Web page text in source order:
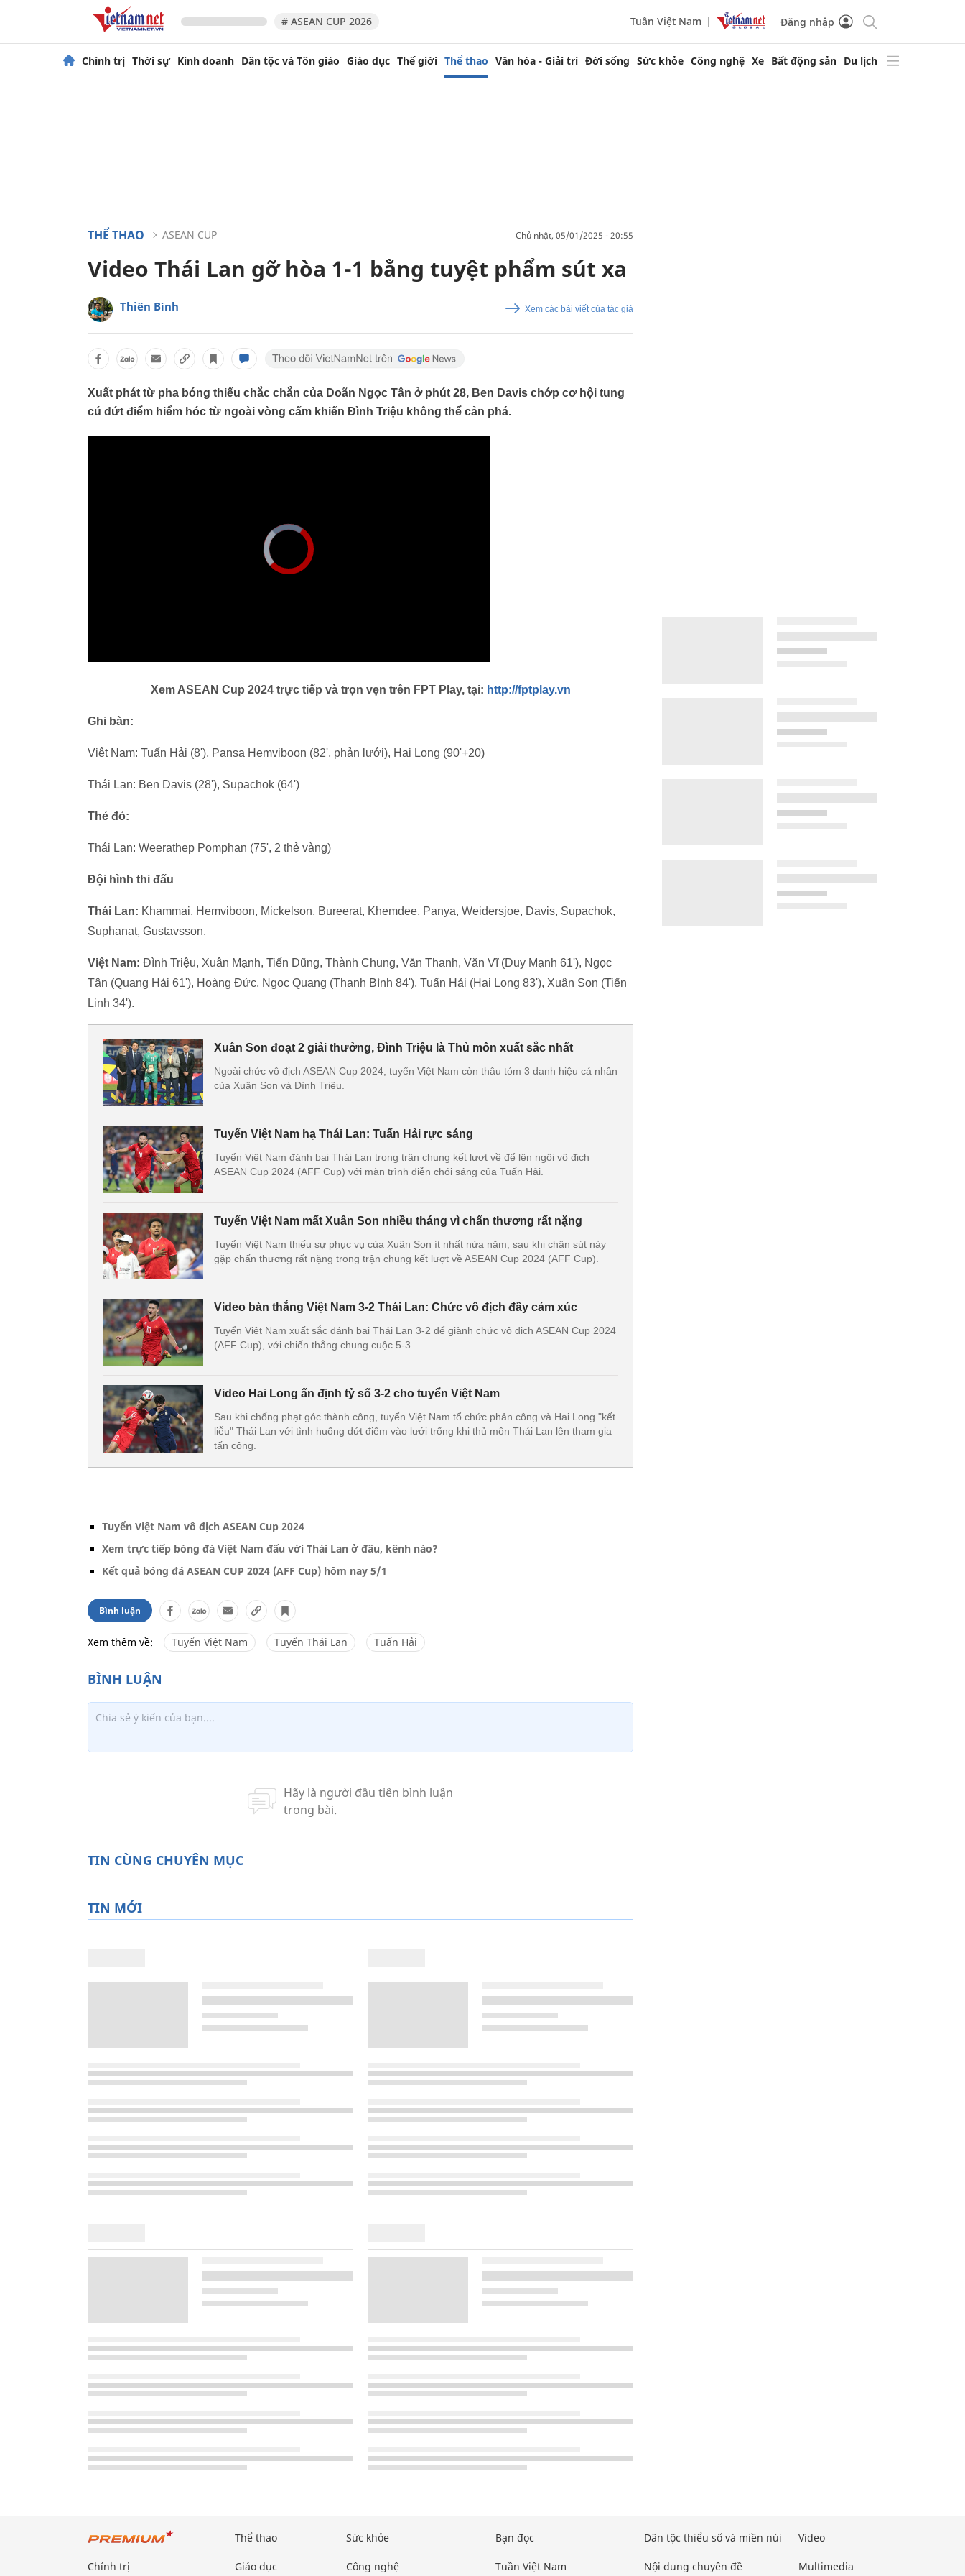
# ASEAN CUP 2026 Tuần Việt Nam Đăng nhập
Chính trị Thời sự Kinh doanh Dân tộc và Tôn giáo Giáo dục Thế giới Thể thao Văn hóa - Giải trí Đời sống Sức khỏe Công nghệ Xe Bất động sản Du lịch
THỂ THAO ASEAN CUP chủ nhật, 05/01/2025 - 20:55
Video Thái Lan gỡ hòa 1-1 bằng tuyệt phẩm sút xa
Thiên Bình Xem các bài viết của tác giả
Xuất phát từ pha bóng thiếu chắc chắn của Doãn Ngọc Tân ở phút 28, Ben Davis chớp cơ hội tung
cú dứt điểm hiểm hóc từ ngoài vòng cấm khiến Đình Triệu không thể cản phá.
Xem ASEAN Cup 2024 trực tiếp và trọn vẹn trên FPT Play, tại: http://fptplay.vn
Ghi bàn:
Việt Nam: Tuấn Hải (8'), Pansa Hemviboon (82', phản lưới), Hai Long (90'+20)
Thái Lan: Ben Davis (28'), Supachok (64')
Thẻ đỏ:
Thái Lan: Weerathep Pomphan (75', 2 thẻ vàng)
Đội hình thi đấu
Thái Lan: Khammai, Hemviboon, Mickelson, Bureerat, Khemdee, Panya, Weidersjoe, Davis, Supachok,
Suphanat, Gustavsson.
Việt Nam: Đình Triệu, Xuân Mạnh, Tiến Dũng, Thành Chung, Văn Thanh, Văn Vĩ (Duy Mạnh 61'), Ngọc
Tân (Quang Hải 61'), Hoàng Đức, Ngọc Quang (Thanh Bình 84'), Tuấn Hải (Hai Long 83'), Xuân Son (Tiến
Linh 34').
Xuân Son đoạt 2 giải thưởng, Đình Triệu là Thủ môn xuất sắc nhất
Ngoài chức vô địch ASEAN Cup 2024, tuyển Việt Nam còn thâu tóm 3 danh hiệu cá nhân
của Xuân Son và Đình Triệu.
Tuyển Việt Nam hạ Thái Lan: Tuấn Hải rực sáng
Tuyển Việt Nam đánh bại Thái Lan trong trận chung kết lượt về để lên ngôi vô địch
ASEAN Cup 2024 (AFF Cup) với màn trình diễn chói sáng của Tuấn Hải.
Tuyển Việt Nam mất Xuân Son nhiều tháng vì chấn thương rất nặng
Tuyển Việt Nam thiếu sự phục vụ của Xuân Son ít nhất nửa năm, sau khi chân sút này
gặp chấn thương rất nặng trong trận chung kết lượt về ASEAN Cup 2024 (AFF Cup).
Video bàn thắng Việt Nam 3-2 Thái Lan: Chức vô địch đầy cảm xúc
Tuyển Việt Nam xuất sắc đánh bại Thái Lan 3-2 để giành chức vô địch ASEAN Cup 2024
(AFF Cup), với chiến thắng chung cuộc 5-3.
Video Hai Long ấn định tỷ số 3-2 cho tuyển Việt Nam
Sau khi chống phạt góc thành công, tuyển Việt Nam tổ chức phản công và Hai Long "kết
liễu" Thái Lan với tình huống dứt điểm vào lưới trống khi thủ môn Thái Lan lên tham gia
tấn công.
Tuyển Việt Nam vô địch ASEAN Cup 2024
Xem trực tiếp bóng đá Việt Nam đấu với Thái Lan ở đâu, kênh nào?
Kết quả bóng đá ASEAN CUP 2024 (AFF Cup) hôm nay 5/1
Bình luận
Xem thêm về: Tuyển Việt Nam Tuyển Thái Lan Tuấn Hải
TIN CÙNG CHUYÊN MỤC
TIN MỚI
Chính trị
Thể thao
Giáo dục
Sức khỏe
Công nghệ
Bạn đọc
Tuần Việt Nam
Dân tộc thiểu số và miền núi
Nội dung chuyên đề
Video
Multimedia